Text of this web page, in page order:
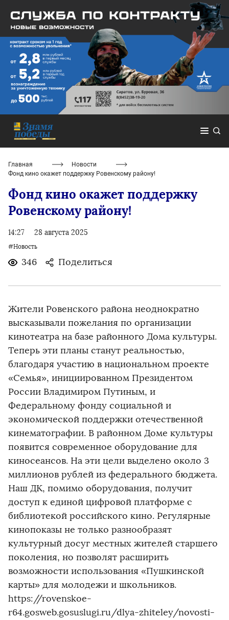
Главная
Новости
Фонд кино окажет поддержку Ровенскому району!
Фонд кино окажет поддержку
Ровенскому району!
14:27 28 августа 2025
#Новость
346 Поделиться
Жители Ровенского района неоднократно
высказывали пожелания по организации
кинотеатра на базе районного Дома культуры.
Теперь эти планы станут реальностью,
благодаря участию в национальном проекте
«Семья», инициированном Президентом
России Владимиром Путиным, и
Федеральному фонду социальной и
экономической поддержки отечественной
кинематографии. В районном Доме культуры
появится современное оборудование для
киносеансов. На эти цели выделено около 3
миллионов рублей из федерального бюджета.
Наш ДК, помимо оборудования, получит
доступ к единой цифровой платформе с
библиотекой российского кино. Регулярные
кинопоказы не только разнообразят
культурный досуг местных жителей старшего
поколения, но позволят расширить
возможности использования «Пушкинской
карты» для молодежи и школьников.
https://rovenskoe-
r64.gosweb.gosuslugi.ru/dlya-zhiteley/novosti-